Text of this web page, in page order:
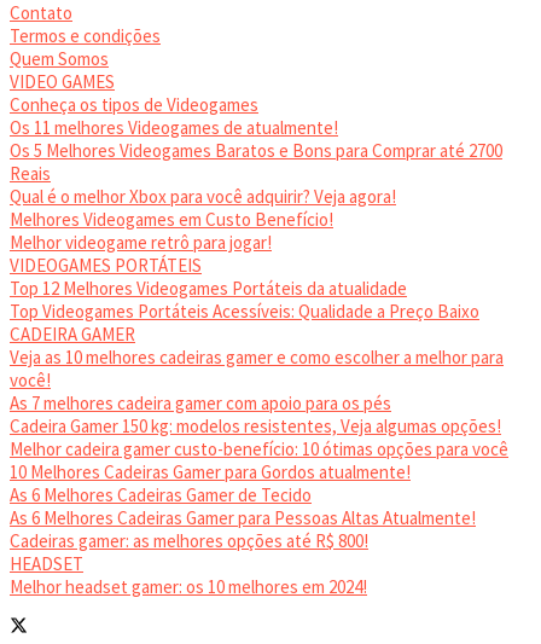
Contato
Termos e condições
Quem Somos
VIDEO GAMES
Conheça os tipos de Videogames
Os 11 melhores Videogames de atualmente!
Os 5 Melhores Videogames Baratos e Bons para Comprar até 2700
Reais
Qual é o melhor Xbox para você adquirir? Veja agora!
Melhores Videogames em Custo Benefício!
Melhor videogame retrô para jogar!
VIDEOGAMES PORTÁTEIS
Top 12 Melhores Videogames Portáteis da atualidade
Top Videogames Portáteis Acessíveis: Qualidade a Preço Baixo
CADEIRA GAMER
Veja as 10 melhores cadeiras gamer e como escolher a melhor para
você!
As 7 melhores cadeira gamer com apoio para os pés
Cadeira Gamer 150 kg: modelos resistentes, Veja algumas opções!
Melhor cadeira gamer custo-benefício: 10 ótimas opções para você
10 Melhores Cadeiras Gamer para Gordos atualmente!
As 6 Melhores Cadeiras Gamer de Tecido
As 6 Melhores Cadeiras Gamer para Pessoas Altas Atualmente!
Cadeiras gamer: as melhores opções até R$ 800!
HEADSET
Melhor headset gamer: os 10 melhores em 2024!